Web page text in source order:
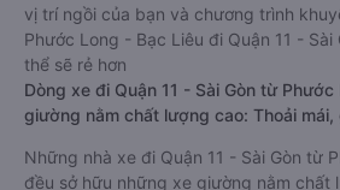
vị trí ngồi của bạn và chương trình
Phước Long - Bạc Liêu đi Quận 11 - Sài
thể sẽ rẻ hơn
Dòng xe đi Quận 11 - Sài Gòn từ
giường nằm chất lượng cao: Thoải
Những nhà xe đi Quận 11 - Sài Gòn từ
đều sở hữu những xe giường nằm chất